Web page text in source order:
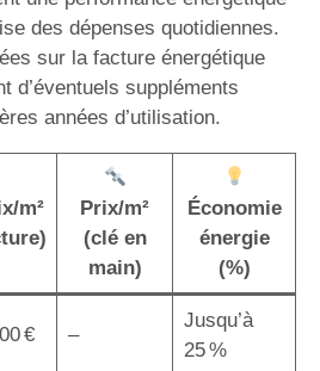
des dépenses quotidiennes.
sur la facture énergétique
d’éventuels suppléments
années d’utilisation.
m²
Prix/m²
(clé en
main)
Économie
énergie
(%)
€ –
Jusqu’à
25 %